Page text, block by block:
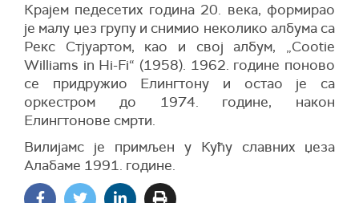
Крајем педесетих година 20. века, формирао
је малу џез групу и снимио неколико албума са
Рекс Стјуартом, као и свој албум, „Cootie
Williams in Hi-Fi“ (1958). 1962. године поново
се придружио Елингтону и остао је са
оркестром до 1974. године, након
Елингтонове смрти.
Вилијамс је примљен у Кућу славних џеза
Алабаме 1991. године.